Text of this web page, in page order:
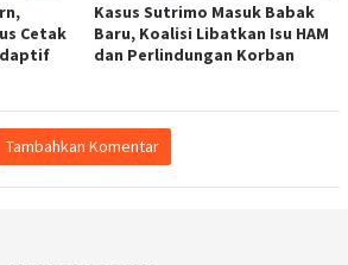
Cetak
Kasus Sutrimo Masuk Babak
Baru, Koalisi Libatkan Isu HAM
dan Perlindungan Korban
Tambahkan Komentar